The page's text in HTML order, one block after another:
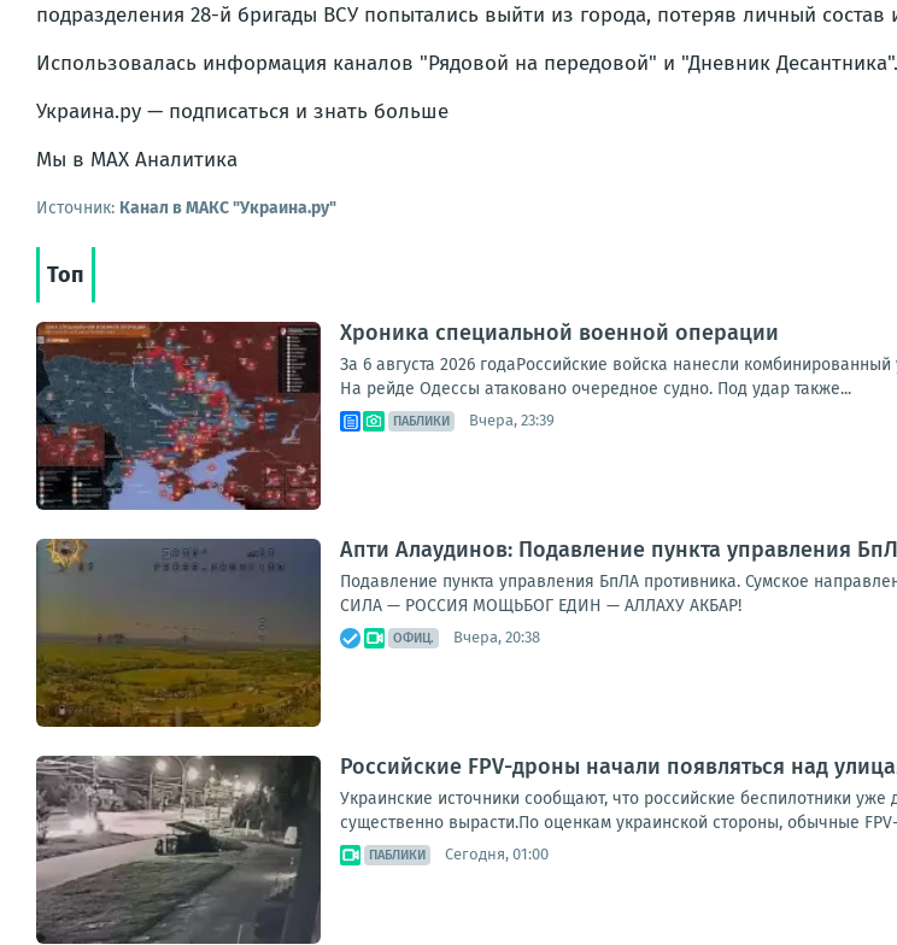
подразделения 28-й бригады ВСУ попытались выйти из города, потеряв личный состав
Использовалась информация каналов "Рядовой на передовой" и "Дневник Десантника".
Украина.ру — подписаться и знать больше
Мы в MAX Аналитика
Источник: Канал в МАКС "Украина.ру"
Топ
Хроника специальной военной операции
За 6 августа 2026 годаРоссийские войска нанесли
На рейде Одессы атаковано очередное судно. Под удар также...
ПАБЛИКИ Вчера, 23:39
Апти Алаудинов: Подавление пункта управления
Подавление пункта управления БпЛА противника. Сумское
СИЛА — РОССИЯ МОЩЬБОГ ЕДИН — АЛЛАХУ АКБАР!
ОФИЦ. Вчера, 20:38
Российские FPV-дроны начали появляться над
Украинские источники сообщают, что российские беспилотники
существенно вырасти.По оценкам украинской стороны, обычные
ПАБЛИКИ Сегодня, 01:00